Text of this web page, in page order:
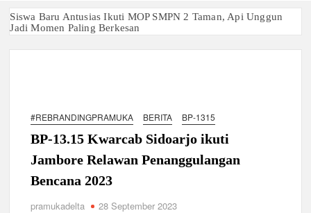
Siswa Baru Antusias Ikuti MOP SMPN 2 Taman, Api Unggun
Jadi Momen Paling Berkesan
Relevansi Pemikiran Baden-Powell dalam Pembinaan
Generasi Muda di Era Digital
Semangat “Cerdas, Ceria, Cekatan” Warnai Pesta Siaga
Kwarran Sukodono Tahun 2026
Berkarakter, Berprestasi, Berbudi Luhur : Lomba Tingkat I
#REBRANDINGPRAMUKA BERITA BP-1315
BP-13.15 Kwarcab Sidoarjo ikuti
Jambore Relawan Penanggulangan
Bencana 2023
pramukadelta 28 September 2023